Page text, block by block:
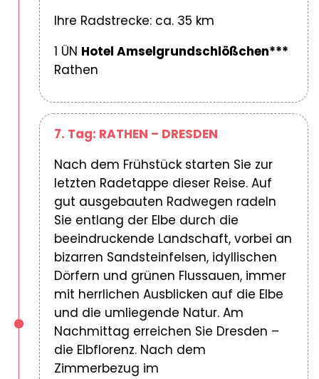
Ihre Radstrecke: ca. 35 km
1 ÜN Hotel Amselgrundschlößchen***
Rathen
7. Tag: RATHEN – DRESDEN
Nach dem Frühstück starten Sie zur
letzten Radetappe dieser Reise. Auf
gut ausgebauten Radwegen radeln
Sie entlang der Elbe durch die
beeindruckende Landschaft, vorbei an
bizarren Sandsteinfelsen, idyllischen
Dörfern und grünen Flussauen, immer
mit herrlichen Ausblicken auf die Elbe
und die umliegende Natur. Am
Nachmittag erreichen Sie Dresden –
die Elbflorenz. Nach dem
Zimmerbezug im